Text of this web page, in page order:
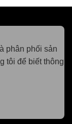
phân phối sản
tôi để biết thông